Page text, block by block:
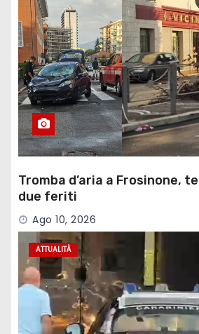
Tromba d’aria a Frosinone,
due feriti
Ago 10, 2026
ATTUALITÀ